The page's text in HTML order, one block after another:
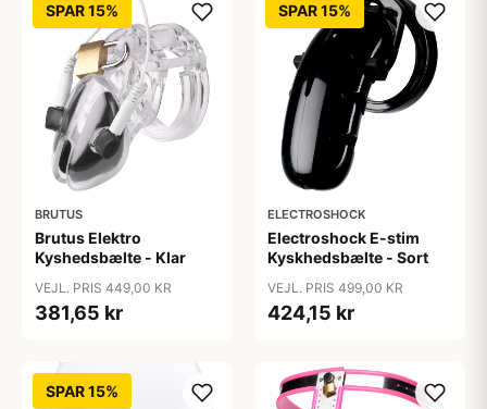
SPAR 15%
BRUTUS
Brutus Elektro
Kyshedsbælte - Klar
VEJL. PRIS 449,00 KR
381,65 kr
SPAR 15%
ELECTROSHOCK
Electroshock E-stim
Kyskhedsbælte - Sort
VEJL. PRIS 499,00 KR
424,15 kr
SPAR 15%